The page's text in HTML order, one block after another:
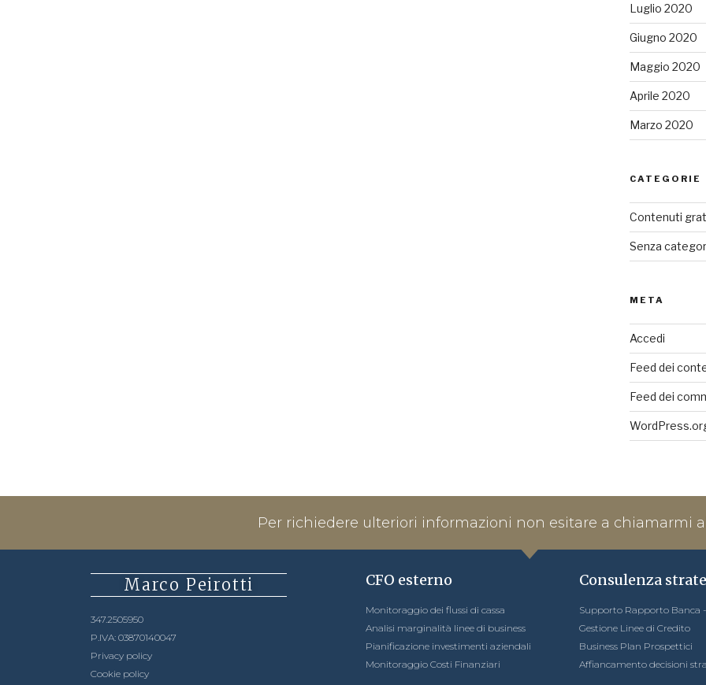
Luglio 2020
Giugno 2020
Maggio 2020
Aprile 2020
Marzo 2020
CATEGORIE
Contenuti
Senza
META
Accedi
Feed dei
Feed dei
Per richiedere ulteriori informazioni non esitare a chiamarmi
Marco Peirotti
347.2505950
P.IVA: 03870140047
Privacy policy
Cookie policy
CFO esterno
Monitoraggio dei flussi di cassa
Analisi marginalità linee di business
Pianificazione investimenti aziendali
Monitoraggio Costi Finanziari
Consulenza
Supporto Rapporto Banca
Gestione Linee di Credito
Business Plan Prospettici
Affiancamento decisioni